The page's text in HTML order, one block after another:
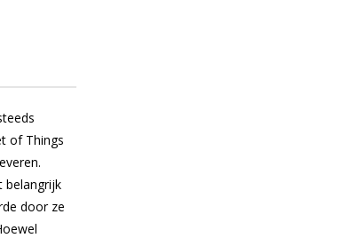
of Things
belangrijk
door ze